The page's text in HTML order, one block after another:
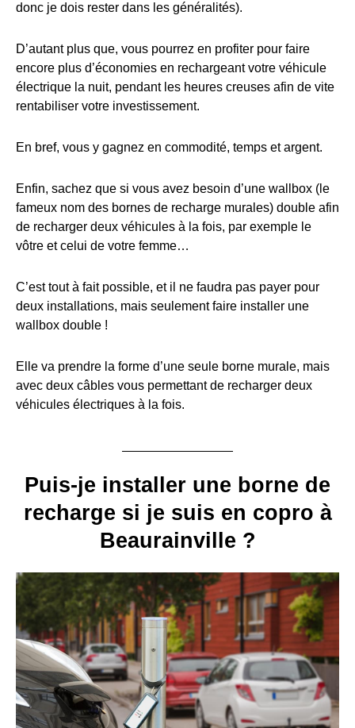
donc je dois rester dans les généralités).
D’autant plus que, vous pourrez en profiter pour faire
encore plus d’économies en rechargeant votre véhicule
électrique la nuit, pendant les heures creuses afin de vite
rentabiliser votre investissement.
En bref, vous y gagnez en commodité, temps et argent.
Enfin, sachez que si vous avez besoin d’une wallbox (le
fameux nom des bornes de recharge murales) double afin
de recharger deux véhicules à la fois, par exemple le
vôtre et celui de votre femme…
C’est tout à fait possible, et il ne faudra pas payer pour
deux installations, mais seulement faire installer une
wallbox double !
Elle va prendre la forme d’une seule borne murale, mais
avec deux câbles vous permettant de recharger deux
véhicules électriques à la fois.
Puis-je installer une borne de
recharge si je suis en copro à
Beaurainville ?